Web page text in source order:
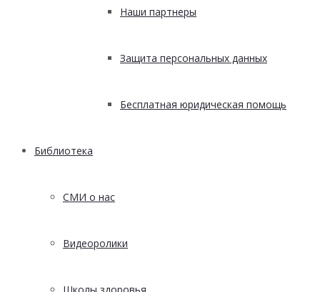
Наши партнеры
Защита персональных данных
Бесплатная юридическая помощь
Библиотека
СМИ о нас
Видеоролики